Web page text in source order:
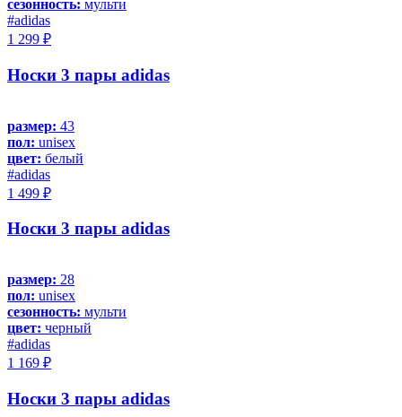
сезонность: мульти
#adidas
1 299 ₽
Носки 3 пары adidas
размер: 43
пол: unisex
цвет: белый
#adidas
1 499 ₽
Носки 3 пары adidas
размер: 28
пол: unisex
сезонность: мульти
цвет: черный
#adidas
1 169 ₽
Носки 3 пары adidas